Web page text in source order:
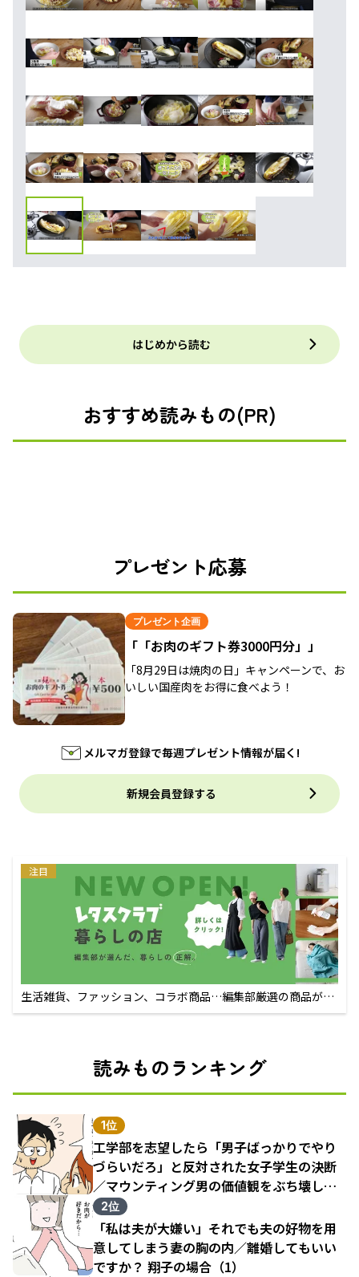
はじめから読む
おすすめ読みもの(PR)
プレゼント応募
プレゼント企画
「「お肉のギフト券3000円分」」
「8月29日は焼肉の日」キャンペーンで、お
いしい国産肉をお得に食べよう！
メルマガ登録で毎週プレゼント情報が届く!
新規会員登録する
注目
生活雑貨、ファッション、コラボ商品…編集部厳選の商品が買
えるECサイト
読みものランキング
1位
工学部を志望したら「男子ばっかりでやり
づらいだろ」と反対された女子学生の決断
／マウンティング男の価値観をぶち壊した
結果（1）
2位
「私は夫が大嫌い」それでも夫の好物を用
意してしまう妻の胸の内／離婚してもいい
ですか？ 翔子の場合（1）